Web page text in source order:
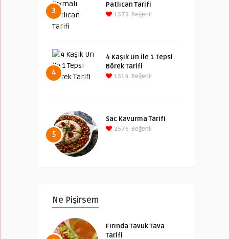
3
Patlıcan Tarifi
1573 Beğeni!
4
4 Kaşık Un İle 1 Tepsi
Börek Tarifi
1514 Beğeni!
5
Sac Kavurma Tarifi
2576 Beğeni!
Ne Pişirsem
Fırında Tavuk Tava
Tarifi